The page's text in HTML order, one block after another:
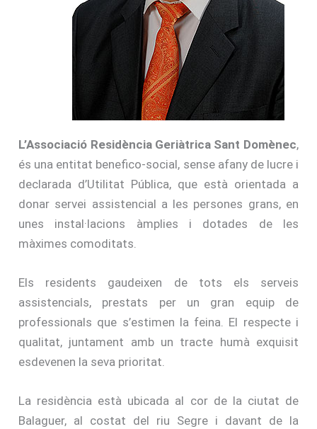
L’Associació Residència Geriàtrica Sant Domènec,
és una entitat benefico-social, sense afany de lucre i
declarada d’Utilitat Pública, que està orientada a
donar servei assistencial a les persones grans, en
unes instal·lacions àmplies i dotades de les
màximes comoditats.
Els residents gaudeixen de tots els serveis
assistencials, prestats per un gran equip de
professionals que s’estimen la feina. El respecte i
qualitat, juntament amb un tracte humà exquisit
esdevenen la seva prioritat.
La residència està ubicada al cor de la ciutat de
Balaguer, al costat del riu Segre i davant de la